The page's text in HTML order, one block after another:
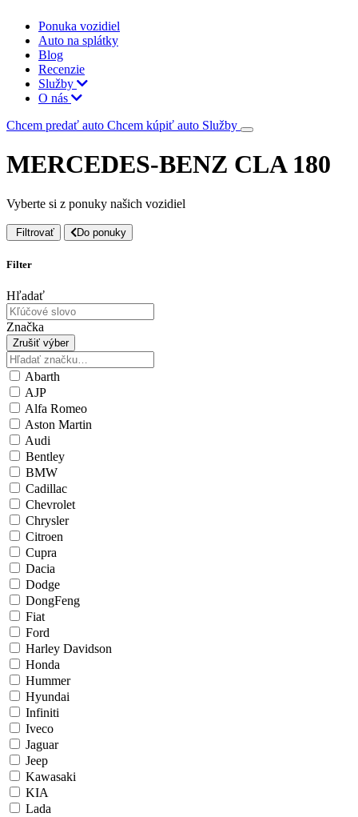
Ponuka vozidiel
Auto na splátky
Blog
Recenzie
Služby
O nás
Chcem predať auto Chcem kúpiť auto Služby
MERCEDES-BENZ CLA 180
Vyberte si z ponuky našich vozidiel
Filtrovať Do ponuky
Filter
Hľadať
Značka
Zrušiť výber
Abarth
AJP
Alfa Romeo
Aston Martin
Audi
Bentley
BMW
Cadillac
Chevrolet
Chrysler
Citroen
Cupra
Dacia
Dodge
DongFeng
Fiat
Ford
Harley Davidson
Honda
Hummer
Hyundai
Infiniti
Iveco
Jaguar
Jeep
Kawasaki
KIA
Lada